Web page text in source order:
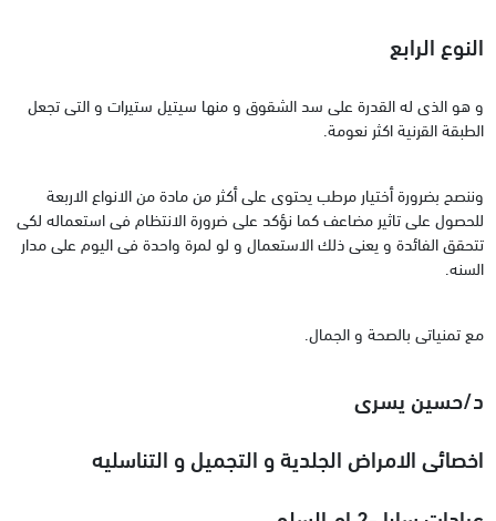
النوع الرابع
و هو الذى له القدرة على سد الشقوق و منها سيتيل ستيرات و التى تجعل
الطبقة القرنية اكثر نعومة.
وننصح بضرورة أختيار مرطب يحتوى على أكثر من مادة من الانواع الاربعة
للحصول على تاثير مضاعف كما نؤكد على ضرورة الانتظام فى استعماله لكى
تتحقق الفائدة و يعنى ذلك الاستعمال و لو لمرة واحدة فى اليوم على مدار
السنه.
مع تمنياتى بالصحة و الجمال.
د/حسين يسرى
اخصائى الامراض الجلدية و التجميل و التناسليه